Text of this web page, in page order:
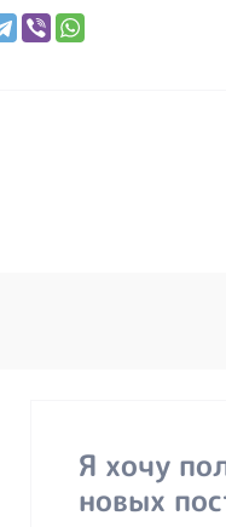
Я хочу
новых